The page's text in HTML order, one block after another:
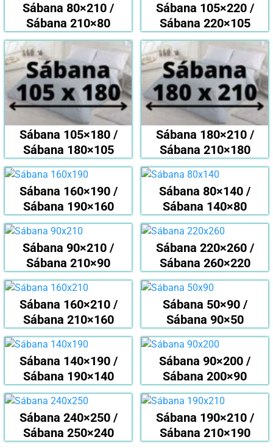
Sábana 80×210 /
Sábana 210×80
Sábana 105×220 /
Sábana 220×105
Sábana 105×180 /
Sábana 180×105
Sábana 180×210 /
Sábana 210×180
Sábana 160×190 /
Sábana 190×160
Sábana 80×140 /
Sábana 140×80
Sábana 90×210 /
Sábana 210×90
Sábana 220×260 /
Sábana 260×220
Sábana 160×210 /
Sábana 210×160
Sábana 50×90 /
Sábana 90×50
Sábana 140×190 /
Sábana 190×140
Sábana 90×200 /
Sábana 200×90
Sábana 240×250 /
Sábana 250×240
Sábana 190×210 /
Sábana 210×190